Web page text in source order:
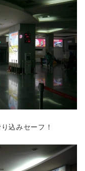
込みセーフ！